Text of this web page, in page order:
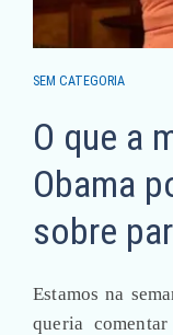
SEM CATEGORIA
O que a
Obama
sobre
Estamos na
queria